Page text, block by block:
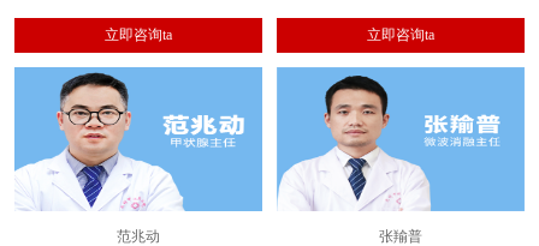
对不同患者的自身抗体及其发病机理的研究，
达到一病一方的专项治疗。
立即咨询ta
长重度甲亢、复发甲亢、甲状腺结节、甲状腺
微小癌、甲状腺肿大及甲状腺囊肿，帮助数万
例甲状腺疾病患者实现康复。
立即咨询ta
范兆动 张羭普